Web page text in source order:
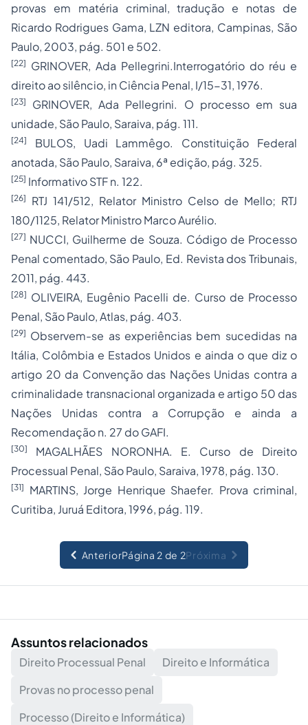
provas em matéria criminal, tradução e notas de
Ricardo Rodrigues Gama, LZN editora, Campinas, São
Paulo, 2003, pág. 501 e 502.
[22] GRINOVER, Ada Pellegrini.Interrogatório do réu e
direito ao silêncio, in Ciência Penal, I/15-31, 1976.
[23]
GRINOVER, Ada Pellegrini. O processo em sua
unidade, São Paulo, Saraiva, pág. 111.
[24]
BULOS, Uadi Lammêgo. Constituição Federal
anotada, São Paulo, Saraiva, 6ª edição, pág. 325.
[25] Informativo STF n. 122.
[26]
RTJ 141/512, Relator Ministro Celso de Mello; RTJ
180/1125, Relator Ministro Marco Aurélio.
[27] NUCCI, Guilherme de Souza. Código de Processo
Penal comentado, São Paulo, Ed. Revista dos Tribunais,
2011, pág. 443.
[28] OLIVEIRA, Eugênio Pacelli de. Curso de Processo
Penal, São Paulo, Atlas, pág. 403.
[29] Observem-se as experiências bem sucedidas na
Itália, Colômbia e Estados Unidos e ainda o que diz o
artigo 20 da Convenção das Nações Unidas contra a
criminalidade transnacional organizada e artigo 50 das
Nações Unidas contra a Corrupção e ainda a
Recomendação n. 27 do GAFI.
[30]
MAGALHÃES NORONHA. E. Curso de Direito
Processual Penal, São Paulo, Saraiva, 1978, pág. 130.
[31]
MARTINS, Jorge Henrique Shaefer. Prova criminal,
Curitiba, Juruá Editora, 1996, pág. 119.
AnteriorPágina 2 de 2Próxima
Assuntos relacionados
Direito Processual Penal
Direito e Informática
Provas no processo penal
Processo (Direito e Informática)